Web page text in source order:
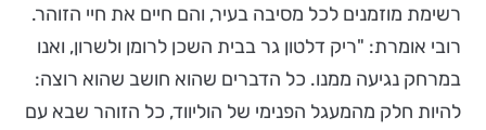
רשימת מוזמנים לכל מסיבה בעיר, והם חיים את חיי הזוהר.
רובי אומרת: "ריק דלטון גר בבית השכן לרומן ולשרון, ואנו
במרחק נגיעה ממנו. כל הדברים שהוא חושב שהוא רוצה:
להיות חלק מהמעגל הפנימי של הוליווד, כל הזוהר שבא עם